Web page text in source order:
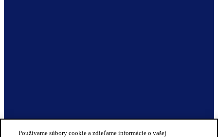
Používame súbory cookie a zdieľame informácie o vašej